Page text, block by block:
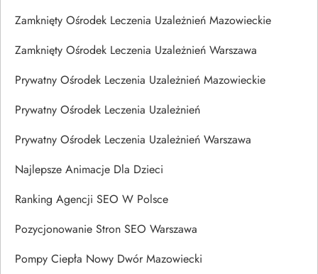
Zamknięty Ośrodek Leczenia Uzależnień Mazowieckie
Zamknięty Ośrodek Leczenia Uzależnień Warszawa
Prywatny Ośrodek Leczenia Uzależnień Mazowieckie
Prywatny Ośrodek Leczenia Uzależnień
Prywatny Ośrodek Leczenia Uzależnień Warszawa
Najlepsze Animacje Dla Dzieci
Ranking Agencji SEO W Polsce
Pozycjonowanie Stron SEO Warszawa
Pompy Ciepła Nowy Dwór Mazowiecki